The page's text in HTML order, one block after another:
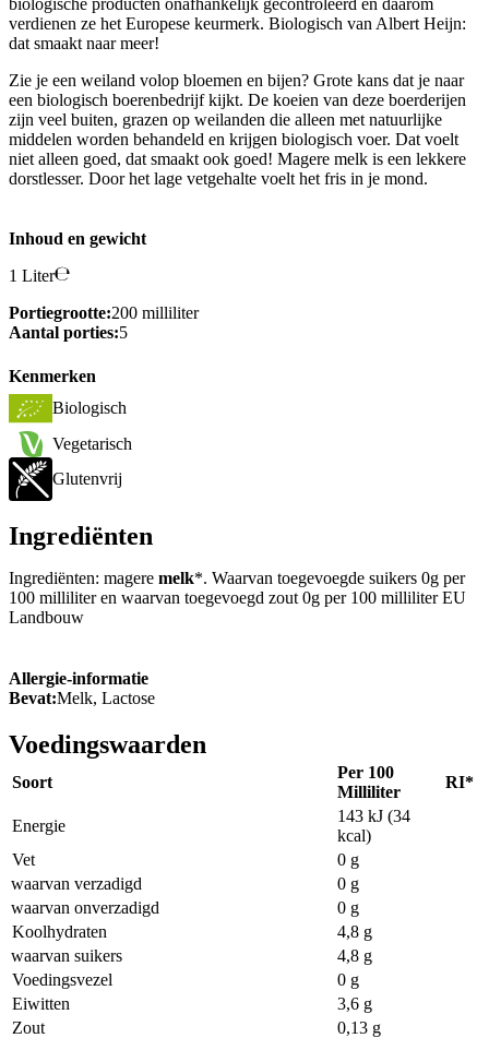
biologische producten onafhankelijk gecontroleerd en daarom
verdienen ze het Europese keurmerk. Biologisch van Albert Heijn:
dat smaakt naar meer!
Zie je een weiland volop bloemen en bijen? Grote kans dat je naar
een biologisch boerenbedrijf kijkt. De koeien van deze boerderijen
zijn veel buiten, grazen op weilanden die alleen met natuurlijke
middelen worden behandeld en krijgen biologisch voer. Dat voelt
niet alleen goed, dat smaakt ook goed! Magere melk is een lekkere
dorstlesser. Door het lage vetgehalte voelt het fris in je mond.
Inhoud en gewicht
1 Liter
Portiegrootte:200 milliliter
Aantal porties:5
Kenmerken
Biologisch
Vegetarisch
Glutenvrij
Ingrediënten
Ingrediënten: magere melk*. Waarvan toegevoegde suikers 0g per
100 milliliter en waarvan toegevoegd zout 0g per 100 milliliter EU
Landbouw
Allergie-informatie
Bevat:Melk, Lactose
Voedingswaarden
Soort
Per 100
Milliliter
RI*
Energie
143 kJ (34
kcal)
Vet
0 g
waarvan verzadigd
0 g
waarvan onverzadigd
0 g
Koolhydraten
4,8 g
waarvan suikers
4,8 g
Voedingsvezel
0 g
Eiwitten
3,6 g
Zout
0,13 g